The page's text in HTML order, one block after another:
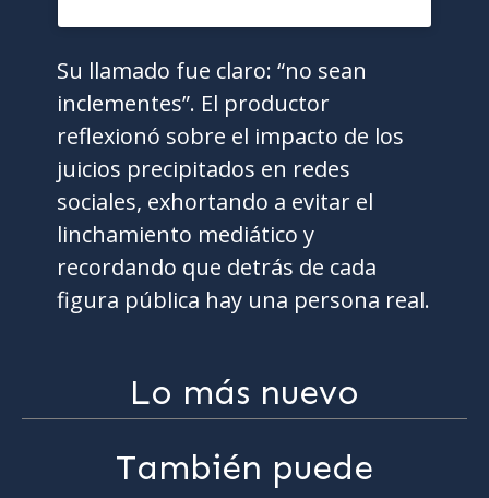
Su llamado fue claro: “no sean
inclementes”. El productor
reflexionó sobre el impacto de los
juicios precipitados en redes
sociales, exhortando a evitar el
linchamiento mediático y
recordando que detrás de cada
figura pública hay una persona real.
Lo más nuevo
También puede